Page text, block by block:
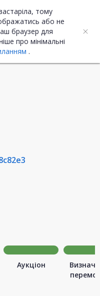
тому
або не
браузер для
про мінімальні
.
UA ENG
Аукціон